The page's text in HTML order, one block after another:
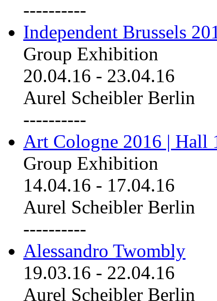
----------
Independent Brussels
Group Exhibition
20.04.16 - 23.04.16
Aurel Scheibler Berlin
----------
Art Cologne 2016 | Hall
Group Exhibition
14.04.16 - 17.04.16
Aurel Scheibler Berlin
----------
Alessandro Twombly
19.03.16 - 22.04.16
Aurel Scheibler Berlin